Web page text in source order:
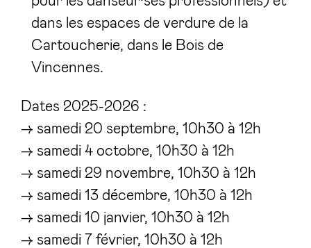
dans les espaces de verdure de la
Cartoucherie, dans le Bois de
Vincennes.
Dates 2025-2026 :
→ samedi 20 septembre, 10h30 à 12h
→ samedi 4 octobre, 10h30 à 12h
→ samedi 29 novembre, 10h30 à 12h
→ samedi 13 décembre, 10h30 à 12h
→ samedi 10 janvier, 10h30 à 12h
→ samedi 7 février, 10h30 à 12h